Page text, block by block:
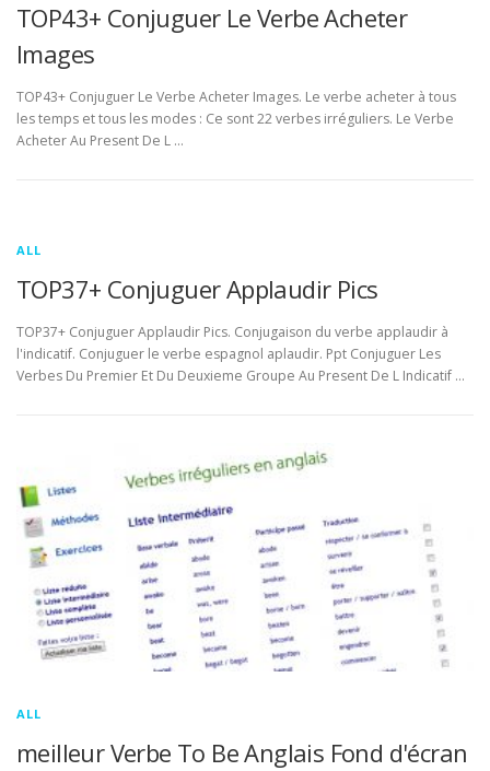
TOP43+ Conjuguer Le Verbe Acheter
Images
TOP43+ Conjuguer Le Verbe Acheter Images. Le verbe acheter à tous
les temps et tous les modes : Ce sont 22 verbes irréguliers. Le Verbe
Acheter Au Present De L …
ALL
TOP37+ Conjuguer Applaudir Pics
TOP37+ Conjuguer Applaudir Pics. Conjugaison du verbe applaudir à
l'indicatif. Conjuguer le verbe espagnol aplaudir. Ppt Conjuguer Les
Verbes Du Premier Et Du Deuxieme Groupe Au Present De L Indicatif …
ALL
meilleur Verbe To Be Anglais Fond d'écran